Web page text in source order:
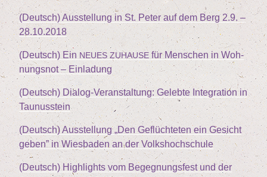
(Deutsch) Aus­stel­lung in St. Peter auf dem Berg 2.9. –
28.10.2018
(Deutsch) Ein NEUES ZUHAUSE für Men­schen in Woh­
nungs­not – Einladung
(Deutsch) Dia­log-Ver­an­stal­tung: Geleb­te Inte­gra­ti­on in
Taunusstein
(Deutsch) Aus­stel­lung„Den Geflüch­te­ten ein Gesicht
geben” in Wies­ba­den an der Volkshochschule
(Deutsch) High­lights vom Begeg­nungs­fest und der